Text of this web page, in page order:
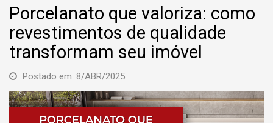
Porcelanato que valoriza: como
revestimentos de qualidade
transformam seu imóvel
Postado em: 8/ABR/2025